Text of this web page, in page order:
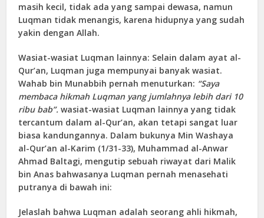
masih kecil, tidak ada yang sampai dewasa, namun
Luqman tidak menangis, karena hidupnya yang sudah
yakin dengan Allah.
Wasiat-wasiat Luqman lainnya: Selain dalam ayat al-
Qur’an, Luqman juga mempunyai banyak wasiat.
Wahab bin Munabbih pernah menuturkan: “Saya
membaca hikmah Luqman yang jumlahnya lebih dari 10
ribu bab”. wasiat-wasiat Luqman lainnya yang tidak
tercantum dalam al-Qur’an, akan tetapi sangat luar
biasa kandungannya. Dalam bukunya Min Washaya
al-Qur’an al-Karim (1/31-33), Muhammad al-Anwar
Ahmad Baltagi, mengutip sebuah riwayat dari Malik
bin Anas bahwasanya Luqman pernah menasehati
putranya di bawah ini:
Jelaslah bahwa Luqman adalah seorang ahli hikmah,